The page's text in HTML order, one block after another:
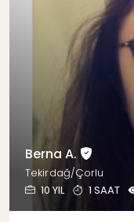
Berna A.
Tekirdağ/Çorlu
10 YIL
1 SAAT